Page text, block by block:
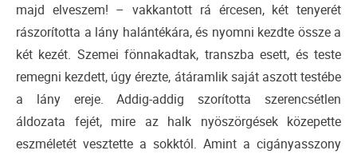
majd elveszem! – vakkantott rá ércesen, két tenyerét
rászorította a lány halántékára, és nyomni kezdte össze a
két kezét. Szemei fönnakadtak, transzba esett, és teste
remegni kezdett, úgy érezte, átáramlik saját aszott testébe
a lány ereje. Addig-addig szorította szerencsétlen
áldozata fejét, mire az halk nyöszörgések közepette
eszméletét vesztette a sokktól. Amint a cigányasszony